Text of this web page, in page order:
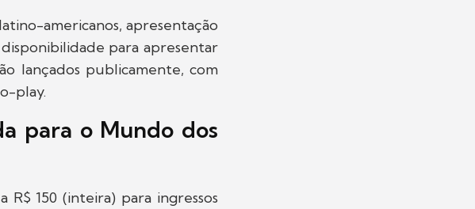
americanos, apresentação
para apresentar
lançados publicamente, com
play.
para o Mundo dos
R$ 150 (inteira) para ingressos